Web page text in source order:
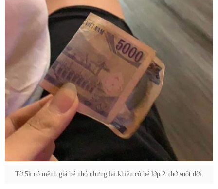
Tờ 5k có mệnh giá bé nhỏ nhưng lại khiến cô bé lớp 2 nhớ suốt đời.